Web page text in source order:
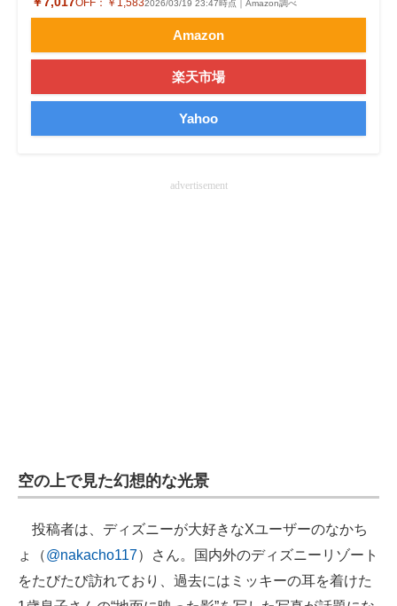
経営リーダーのコミュニティ
マーケ×ITの今がよく分かる
ITエンジニア向け専門サイト
IT製品の技術・比較・事例
OFF： ￥1,5832026/03/19 23:47時点｜Amazon調べ
Amazon
楽天市場
Yahoo
advertisement
空の上で見た幻想的な光景
投稿者は、ディズニーが大好きなXユーザーのなかち
ょ（@nakacho117）さん。国内外のディズニーリゾート
をたびたび訪れており、過去にはミッキーの耳を着けた